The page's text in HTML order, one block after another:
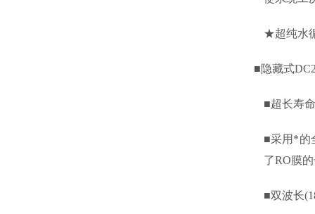
★超纯水
■隐藏式
■超长寿
■采用*的
了RO膜
■双波长